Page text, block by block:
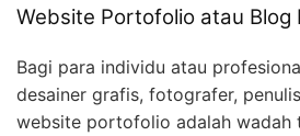
Website Portofolio atau Blog
Bagi para individu atau
desainer grafis, fotografer,
website portofolio adalah wadah